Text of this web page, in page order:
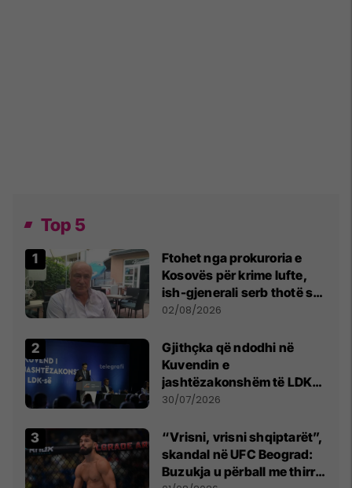
Top 5
Ftohet nga prokuroria e
Kosovës për krime lufte,
ish-gjenerali serb thotë se
dikush e tradhtoi në
02/08/2026
Gjithçka që ndodhi në
Kuvendin e
jashtëzakonshëm të LDK-
së
30/07/2026
“Vrisni, vrisni shqiptarët”,
skandal në UFC Beograd:
Buzukja u përball me thirrje